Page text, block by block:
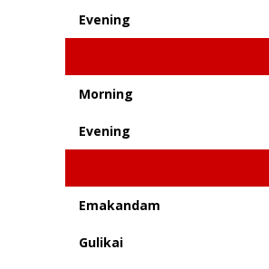
Evening
Morning
Evening
Emakandam
Gulikai